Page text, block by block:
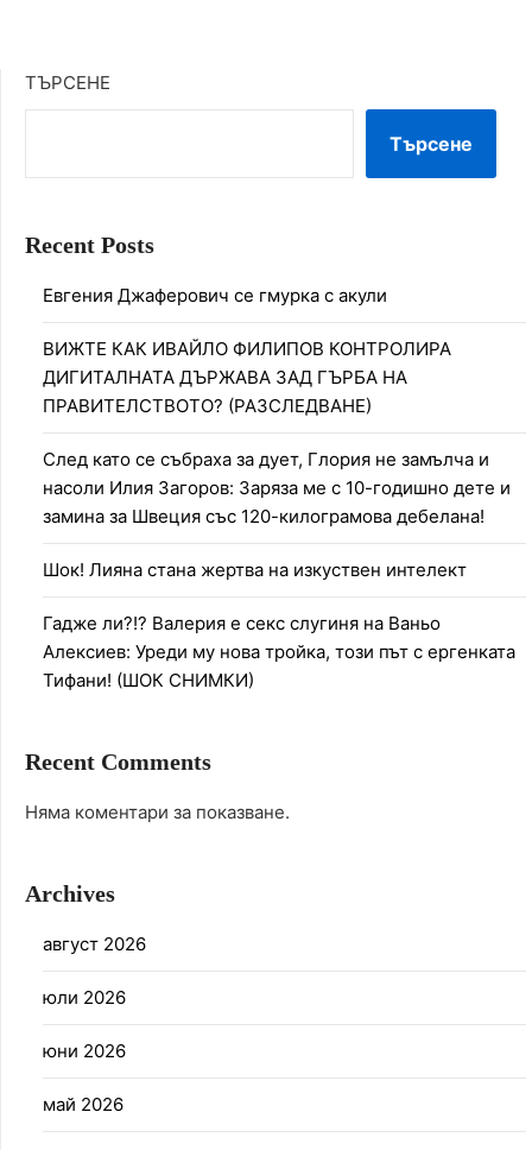
ТЪРСЕНЕ
Търсене
Recent Posts
Евгения Джаферович се гмурка с акули
ВИЖТЕ КАК ИВАЙЛО ФИЛИПОВ КОНТРОЛИРА
ДИГИТАЛНАТА ДЪРЖАВА ЗАД ГЪРБА НА
ПРАВИТЕЛСТВОТО? (РАЗСЛЕДВАНЕ)
След като се събраха за дует, Глория не замълча и
насоли Илия Загоров: Заряза ме с 10-годишно дете и
замина за Швеция със 120-килограмова дебелана!
Шок! Лияна стана жертва на изкуствен интелект
Гадже ли?!? Валерия е секс слугиня на Ваньо
Алексиев: Уреди му нова тройка, този път с ергенката
Тифани! (ШОК СНИМКИ)
Recent Comments
Няма коментари за показване.
Archives
август 2026
юли 2026
юни 2026
май 2026